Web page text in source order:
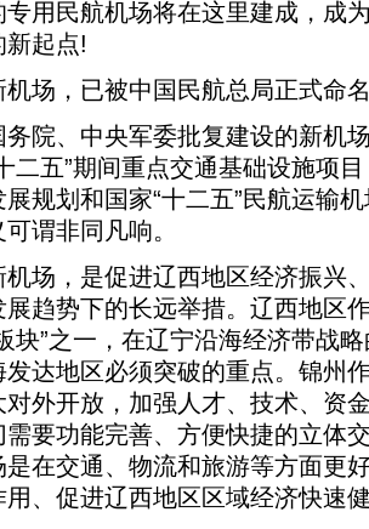
专用民航机场将在这里建成，成
新起点!
，已被中国民航总局正式命
、中央军委批复建设的新机
二五”期间重点交通基础设施项
规划和国家“十二五”民航运输
谓非同凡响。
，是促进辽西地区经济振兴
展趋势下的长远举措。辽西地区
块”之一，在辽宁沿海经济带战
发达地区必须突破的重点。锦州
对外开放，加强人才、技术、资
需要功能完善、方便快捷的立体
是在交通、物流和旅游等方面更
用、促进辽西地区区域经济快速